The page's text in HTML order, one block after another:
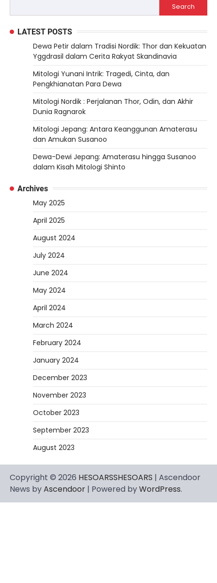
Search
LATEST POSTS
Dewa Petir dalam Tradisi Nordik: Thor dan Kekuatan
Yggdrasil dalam Cerita Rakyat Skandinavia
Mitologi Yunani Intrik: Tragedi, Cinta, dan
Pengkhianatan Para Dewa
Mitologi Nordik : Perjalanan Thor, Odin, dan Akhir
Dunia Ragnarok
Mitologi Jepang: Antara Keanggunan Amaterasu
dan Amukan Susanoo
Dewa-Dewi Jepang: Amaterasu hingga Susanoo
dalam Kisah Mitologi Shinto
Archives
May 2025
April 2025
August 2024
July 2024
June 2024
May 2024
April 2024
March 2024
February 2024
January 2024
December 2023
November 2023
October 2023
September 2023
August 2023
Copyright © 2026 HESOARSSHESOARS | Ascendoor
News byAscendoor | Powered byWordPress.